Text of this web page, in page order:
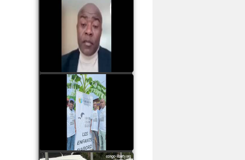
Sassou Nguesso est
revenu au pouvoir par
les armes, il ne quittera
le pouvoir que par la
force
watch video
watch video